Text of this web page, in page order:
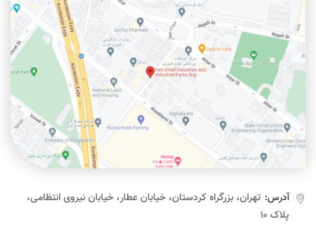
آدرس: تهران، بزرگراه کردستان، خیابان عطار، خیابان نیروی انتظامی،
پلاک ۱۰